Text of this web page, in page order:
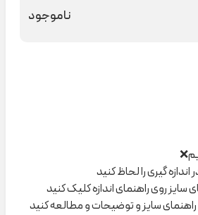
ناموجود
روی راهنمای اندازه کلیک کنید
سایز و توضیحات و مطالعه کنید